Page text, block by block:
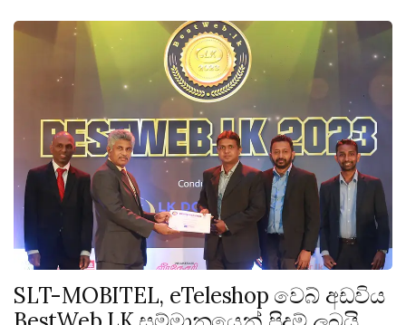
SLT-MOBITEL, eTeleshop වෙබ් අඩවිය